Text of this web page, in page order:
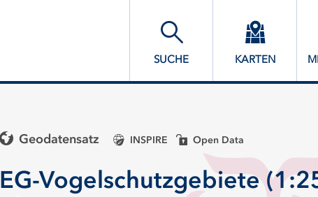
SUCHE KARTEN
Geodatensatz INSPIRE Open Data
EG-Vogelschutzgebiete